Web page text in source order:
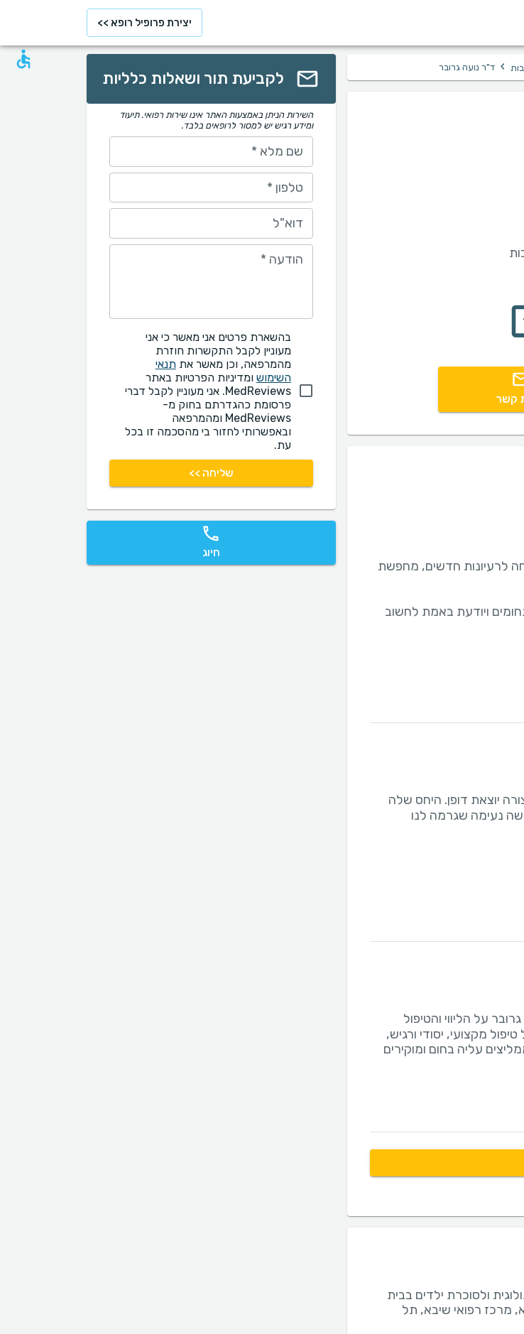
יצירת פרופיל רופא >>
› ד"ר נועה גרובר
קשר
לרעיונות חדשים, מחפשת
ויודעת באמת לחשוב
יוצאת דופן. היחס שלה
נעימה שגרמה לנו
על הליווי והטיפול
מקצועי, יסודי ורגיש,
עליה בחום ומוקירים
ולסוכרת ילדים בבית
מרכז רפואי שיבא, תל
לקביעת תור ושאלות כלליות
השירות הניתן באמצעות האתר אינו שירות רפואי. תיעוד
ומידע רגיש יש למסור לרופאים בלבד.
שם מלא *
טלפון *
דוא"ל
הודעה *
בהשארת פרטים אני מאשר כי אני
מעוניין לקבל התקשרות חוזרת
מהמרפאה, וכן מאשר אתתנאי
השימוש ומדיניות הפרטיות באתר
MedReviews. אני מעוניין לקבל דברי
פרסומת כהגדרתם בחוק מ-
MedReviews ומהמרפאה
ובאפשרותי לחזור בי מהסכמה זו בכל
עת.
שליחה >>
חיוג